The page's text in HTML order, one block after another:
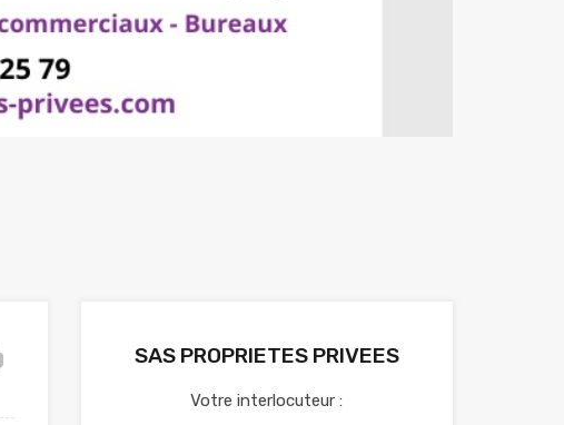
SAS PROPRIETES PRIVEES
Votre interlocuteur :